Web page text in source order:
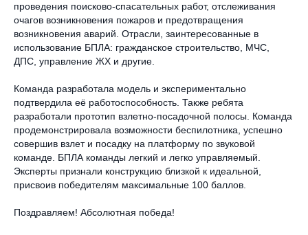
проведения поисково-спасательных работ, отслеживания
очагов возникновения пожаров и предотвращения
возникновения аварий. Отрасли, заинтересованные в
использование БПЛА: гражданское строительство, МЧС,
ДПС, управление ЖХ и другие.
Команда разработала модель и экспериментально
подтвердила её работоспособность. Также ребята
разработали прототип взлетно-посадочной полосы. Команда
продемонстрировала возможности беспилотника, успешно
совершив взлет и посадку на платформу по звуковой
команде. БПЛА команды легкий и легко управляемый.
Эксперты признали конструкцию близкой к идеальной,
присвоив победителям максимальные 100 баллов.
Поздравляем! Абсолютная победа!